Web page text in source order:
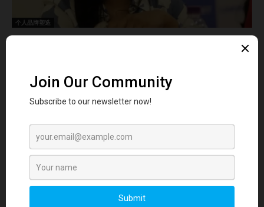
个人品牌塑造